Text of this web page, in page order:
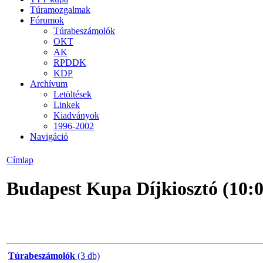
Túramozgalmak
Fórumok
Túrabeszámolók
OKT
AK
RPDDK
KDP
Archívum
Letöltések
Linkek
Kiadványok
1996-2002
Navigáció
Címlap
Budapest Kupa Díjkiosztó
Túrabeszámolók (3 db)